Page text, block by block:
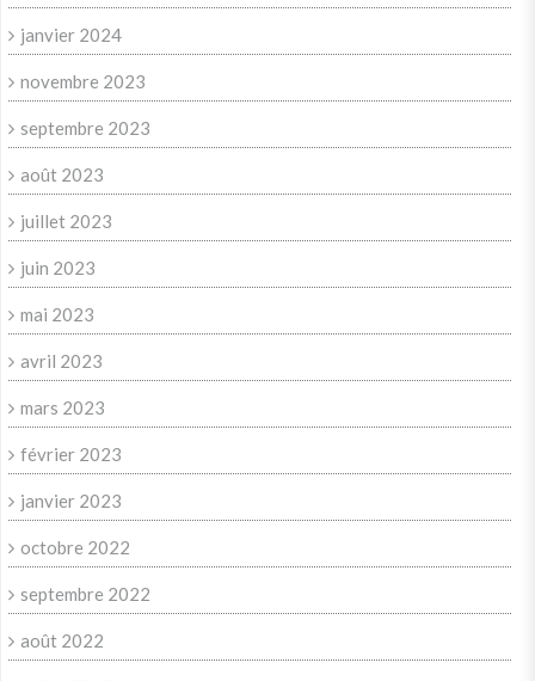
janvier 2024
novembre 2023
septembre 2023
août 2023
juillet 2023
juin 2023
mai 2023
avril 2023
mars 2023
février 2023
janvier 2023
octobre 2022
septembre 2022
août 2022